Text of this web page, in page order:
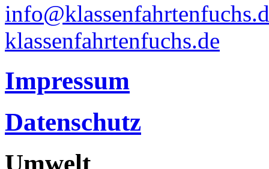
klassenfahrtenfuchs.de
Impressum
Datenschutz